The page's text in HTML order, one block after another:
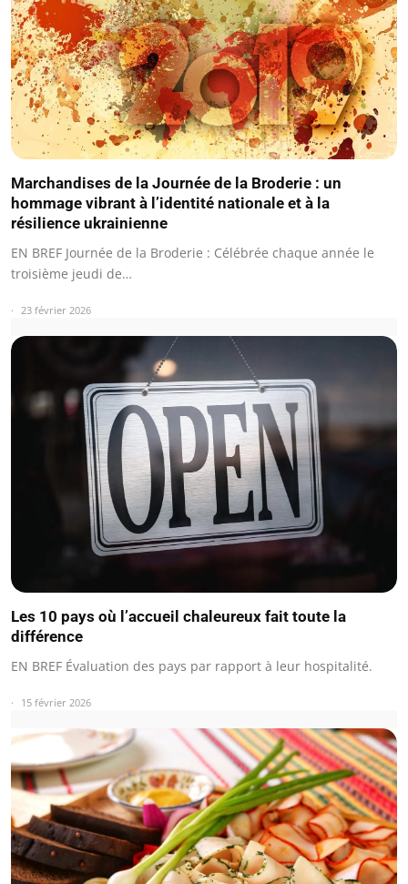
Marchandises de la Journée de la Broderie : un
hommage vibrant à l’identité nationale et à la
résilience ukrainienne
EN BREF Journée de la Broderie : Célébrée chaque année le
troisième jeudi de…
23 février 2026
Les 10 pays où l’accueil chaleureux fait toute la
différence
EN BREF Évaluation des pays par rapport à leur hospitalité.
15 février 2026